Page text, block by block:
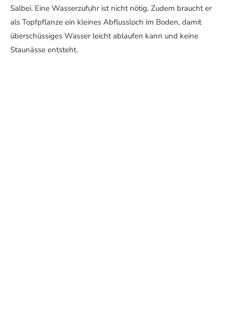
Salbei. Eine Wasserzufuhr ist nicht nötig. Zudem braucht er
als Topfpflanze ein kleines Abflussloch im Boden, damit
überschüssiges Wasser leicht ablaufen kann und keine
Staunässe entsteht.